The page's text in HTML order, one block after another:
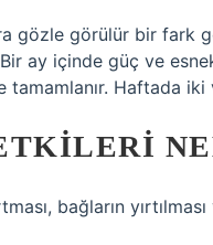
gözle görülür bir fark
ay içinde güç ve
tamamlanır. Haftada
bağların